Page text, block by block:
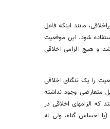
مانند اینکه فاعل
شود. این موقعیت
و هیچ الزامی اخلاقی
را یک تنگنای اخلاقی
متعارضی وجود نداشته
که الزامهای اخلاقی در
احساس گناه، ولی نه